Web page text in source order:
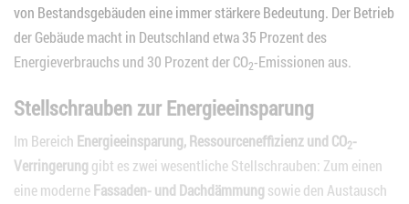
von Bestandsgebäuden eine immer stärkere Bedeutung. Der Betrieb
der Gebäude macht in Deutschland etwa 35 Prozent des
Energieverbrauchs und 30 Prozent der CO2-Emissionen aus.
Stellschrauben zur Energieeinsparung
Im Bereich Energieeinsparung, Ressourceneffizienz und CO2-
Verringerung gibt es zwei wesentliche Stellschrauben: Zum einen
eine moderneFassaden- und Dachdämmung sowie den Austausch